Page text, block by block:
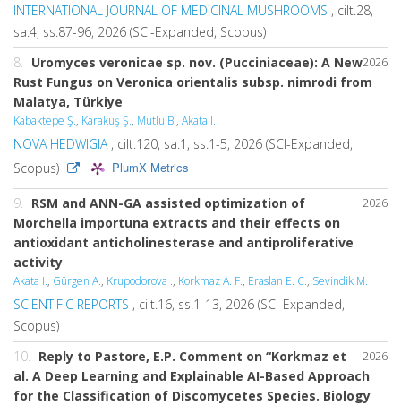
INTERNATIONAL JOURNAL OF MEDICINAL MUSHROOMS , cilt.28,
sa.4, ss.87-96, 2026 (SCI-Expanded, Scopus)
2026
8. Uromyces veronicae sp. nov. (Pucciniaceae): A New
Rust Fungus on Veronica orientalis subsp. nimrodi from
Malatya, Türkiye
Kabaktepe Ş., Karakuş Ş., Mutlu B., Akata I.
NOVA HEDWIGIA, cilt.120, sa.1, ss.1-5, 2026 (SCI-Expanded,
Scopus)
PlumX Metrics
2026
9. RSM and ANN-GA assisted optimization of
Morchella importuna extracts and their effects on
antioxidant anticholinesterase and antiproliferative
activity
Akata I., Gürgen A., Krupodorova ., Korkmaz A. F., Eraslan E. C., Sevindik M.
SCIENTIFIC REPORTS , cilt.16, ss.1-13, 2026 (SCI-Expanded,
Scopus)
2026
10. Reply to Pastore, E.P. Comment on “Korkmaz et
al. A Deep Learning and Explainable AI-Based Approach
for the Classification of Discomycetes Species. Biology